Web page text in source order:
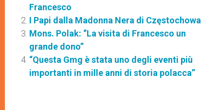
Francesco
I Papi dalla Madonna Nera di Częstochowa
Mons. Polak: “La visita di Francesco un
grande dono”
“Questa Gmg è stata uno degli eventi più
importanti in mille anni di storia polacca”